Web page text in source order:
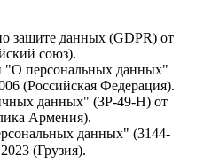
защите данных (GDPR) от
союз).
"О персональных данных"
(Российская Федерация).
данных" (ЗР-49-Н) от
Армения).
данных" (3144-
(Грузия).